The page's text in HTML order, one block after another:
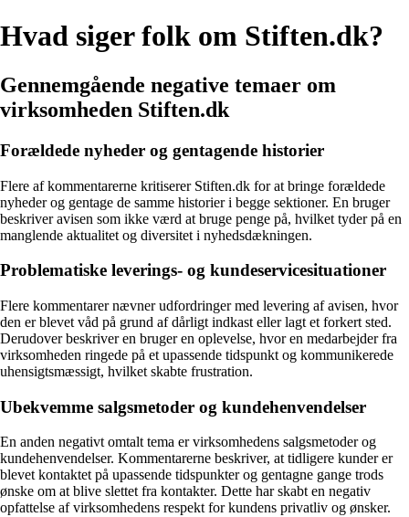
Hvad siger folk om Stiften.dk?
Gennemgående negative temaer om
virksomheden Stiften.dk
Forældede nyheder og gentagende historier
Flere af kommentarerne kritiserer Stiften.dk for at bringe forældede
nyheder og gentage de samme historier i begge sektioner. En bruger
beskriver avisen som ikke værd at bruge penge på, hvilket tyder på en
manglende aktualitet og diversitet i nyhedsdækningen.
Problematiske leverings- og kundeservicesituationer
Flere kommentarer nævner udfordringer med levering af avisen, hvor
den er blevet våd på grund af dårligt indkast eller lagt et forkert sted.
Derudover beskriver en bruger en oplevelse, hvor en medarbejder fra
virksomheden ringede på et upassende tidspunkt og kommunikerede
uhensigtsmæssigt, hvilket skabte frustration.
Ubekvemme salgsmetoder og kundehenvendelser
En anden negativt omtalt tema er virksomhedens salgsmetoder og
kundehenvendelser. Kommentarerne beskriver, at tidligere kunder er
blevet kontaktet på upassende tidspunkter og gentagne gange trods
ønske om at blive slettet fra kontakter. Dette har skabt en negativ
opfattelse af virksomhedens respekt for kundens privatliv og ønsker.